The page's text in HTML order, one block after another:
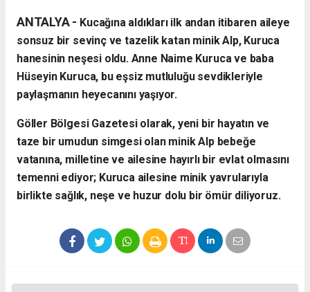
ANTALYA - ​ Kucağına aldıkları ilk andan itibaren aileye
sonsuz bir sevinç ve tazelik katan minik Alp, Kuruca
hanesinin neşesi oldu. Anne Naime Kuruca ve baba
Hüseyin Kuruca, bu eşsiz mutluluğu sevdikleriyle
paylaşmanın heyecanını yaşıyor.
​Göller Bölgesi Gazetesi olarak, yeni bir hayatın ve
taze bir umudun simgesi olan minik Alp bebeğe
vatanına, milletine ve ailesine hayırlı bir evlat olmasını
temenni ediyor; Kuruca ailesine minik yavrularıyla
birlikte sağlık, neşe ve huzur dolu bir ömür diliyoruz.